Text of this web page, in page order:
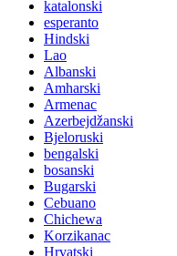
katalonski
esperanto
Hindski
Lao
Albanski
Amharski
Armenac
Azerbejdžanski
Bjeloruski
bengalski
bosanski
Bugarski
Cebuano
Chichewa
Korzikanac
Hrvatski